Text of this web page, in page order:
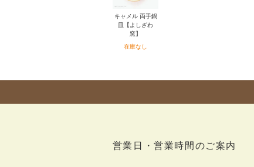
キャメル 両手鍋
皿【よしざわ
窯】
在庫なし
営業日・営業時間のご案内